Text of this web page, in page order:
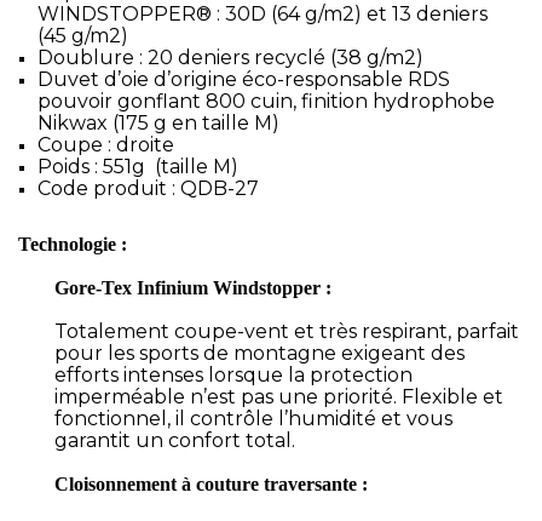
WINDSTOPPER® : 30D (64 g/m2) et 13 deniers
(45 g/m2)
Doublure : 20 deniers recyclé (38 g/m2)
Duvet d’oie d’origine éco-responsable RDS
pouvoir gonflant 800 cuin, finition hydrophobe
Nikwax (175 g en taille M)
Coupe : droite
Poids : 551g (taille M)
Code produit : QDB-27
Technologie :
Gore-Tex Infinium Windstopper :
Totalement coupe-vent et très respirant, parfait
pour les sports de montagne exigeant des
efforts intenses lorsque la protection
imperméable n’est pas une priorité. Flexible et
fonctionnel, il contrôle l’humidité et vous
garantit un confort total.
Cloisonnement à couture traversante :